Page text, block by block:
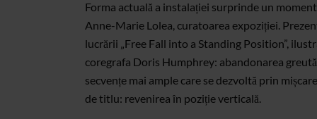
Forma actuală a instalației surprinde un
Anne-Marie Lolea, curatoarea expoziției.
lucrării „Free Fall into a Standing Position”,
coregrafa Doris Humphrey: abandonarea
secvențe mai ample care se dezvoltă prin
de titlu: revenirea în poziție verticală.